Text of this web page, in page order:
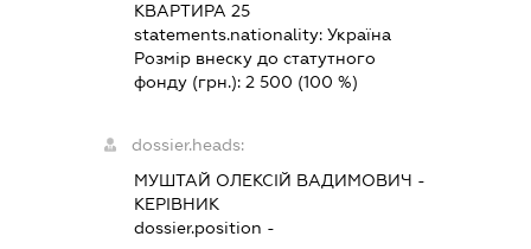
КВАРТИРА 25
statements.nationality:Україна
Розмір внеску до статутного
фонду (грн.):2 500 (100 %)
dossier.heads:
МУШТАЙ ОЛЕКСІЙ ВАДИМОВИЧ -
КЕРІВНИК
dossier.position -